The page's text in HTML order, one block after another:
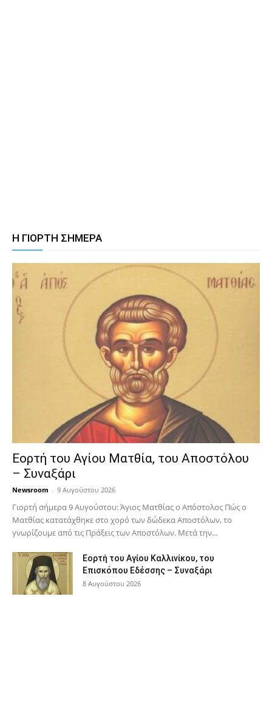
Η ΓΙΟΡΤΗ ΣΗΜΕΡΑ
Εορτή του Αγίου Ματθία, του Αποστόλου
– Συναξάρι
Newsroom - 9 Αυγούστου 2026
Γιορτή σήμερα 9 Αυγούστου: Άγιος Ματθίας ο Απόστολος Πώς ο
Ματθίας κατατάχθηκε στο χορό των δώδεκα Αποστόλων, το
γνωρίζουμε από τις Πράξεις των Αποστόλων. Μετά την...
Εορτή του Αγίου Καλλινίκου, του
Επισκόπου Εδέσσης – Συναξάρι
8 Αυγούστου 2026